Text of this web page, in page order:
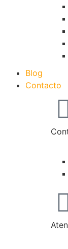
Blog
Contacto